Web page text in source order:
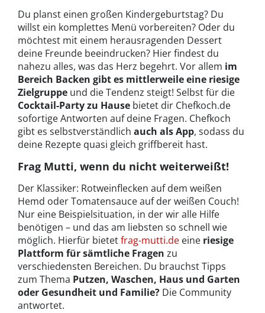
Du planst einen großen Kindergeburtstag? Du
willst ein komplettes Menü vorbereiten? Oder du
möchtest mit einem herausragenden Dessert
deine Freunde beeindrucken? Hier findest du
nahezu alles, was das Herz begehrt. Vor allem im
Bereich Backen gibt es mittlerweile eine riesige
Zielgruppe und die Tendenz steigt! Selbst für die
Cocktail-Party zu Hause bietet dir Chefkoch.de
sofortige Antworten auf deine Fragen. Chefkoch
gibt es selbstverständlich auch als App, sodass du
deine Rezepte quasi gleich griffbereit hast.
Frag Mutti, wenn du nicht weiterweißt!
Der Klassiker: Rotweinflecken auf dem weißen
Hemd oder Tomatensauce auf der weißen Couch!
Nur eine Beispielsituation, in der wir alle Hilfe
benötigen – und das am liebsten so schnell wie
möglich. Hierfür bietetfrag-mutti.de eine riesige
Plattform für sämtliche Fragen zu
verschiedensten Bereichen. Du brauchst Tipps
zum Thema Putzen, Waschen, Haus und Garten
oder Gesundheit und Familie? Die Community
antwortet.